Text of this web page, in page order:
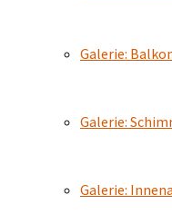
Galerie:
Galerie:
Galerie: